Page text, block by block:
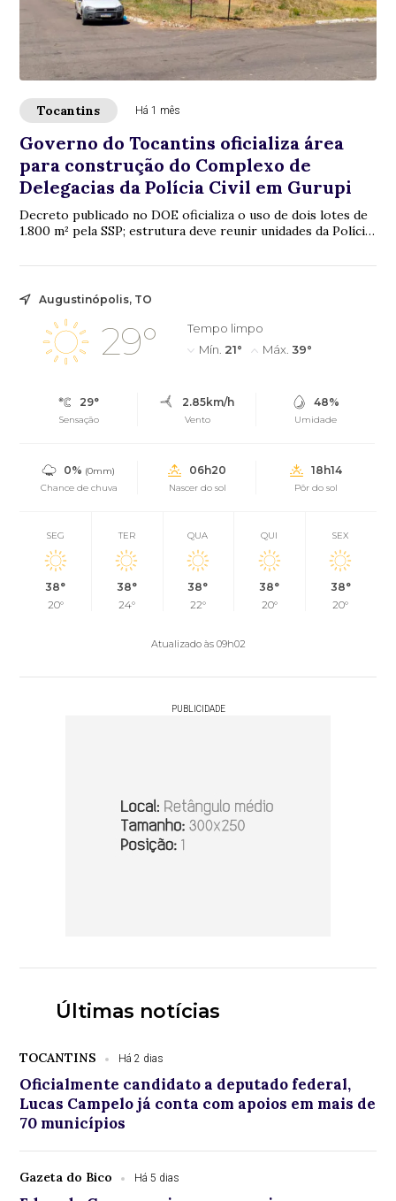
Tocantins Há 1 mês
Governo do Tocantins oficializa área
para construção do Complexo de
Delegacias da Polícia Civil em Gurupi
Decreto publicado no DOE oficializa o uso de dois lotes de
1.800 m² pela SSP; estrutura deve reunir unidades da Polícia
Augustinópolis, TO
29°
Tempo limpo
Mín. 21° Máx. 39°
29°
Sensação
2.85km/h
Vento
48%
Umidade
0% (0mm)
Chance de chuva
06h20
Nascer do sol
18h14
Pôr do sol
SEG
38°
20°
TER
38°
24°
QUA
38°
22°
QUI
38°
20°
SEX
38°
20°
Atualizado às 09h02
PUBLICIDADE
Últimas notícias
TOCANTINS Há 2 dias
Oficialmente candidato a deputado federal,
Lucas Campelo já conta com apoios em mais de
70 municípios
Gazeta do Bico Há 5 dias